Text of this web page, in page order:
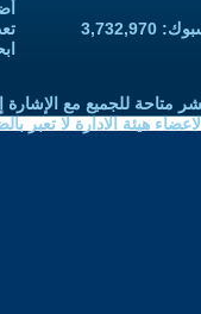
متاحة للجميع مع الإشارة
هيئة الادارة لا تعبر